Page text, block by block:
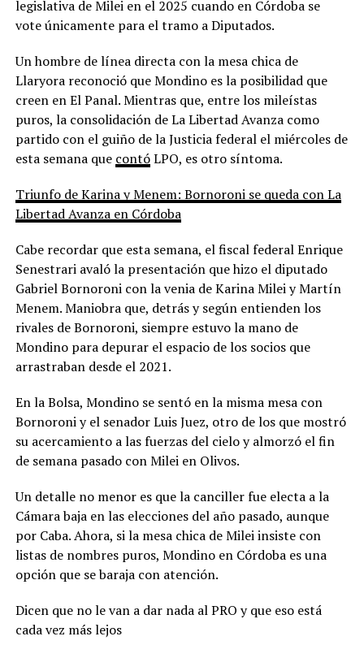
legislativa de Milei en el 2025 cuando en Córdoba se
vote únicamente para el tramo a Diputados.
Un hombre de línea directa con la mesa chica de
Llaryora reconoció que Mondino es la posibilidad que
creen en El Panal. Mientras que, entre los mileístas
puros, la consolidación de La Libertad Avanza como
partido con el guiño de la Justicia federal el miércoles de
esta semana que contóLPO, es otro síntoma.
Triunfo de Karina y Menem: Bornoroni se queda con La
Libertad Avanza en Córdoba
Cabe recordar que esta semana, el fiscal federal Enrique
Senestrari avaló la presentación que hizo el diputado
Gabriel Bornoroni con la venia de Karina Milei y Martín
Menem. Maniobra que, detrás y según entienden los
rivales de Bornoroni, siempre estuvo la mano de
Mondino para depurar el espacio de los socios que
arrastraban desde el 2021.
En la Bolsa, Mondino se sentó en la misma mesa con
Bornoroni y el senador Luis Juez, otro de los que mostró
su acercamiento a las fuerzas del cielo y almorzó el fin
de semana pasado con Milei en Olivos.
Un detalle no menor es que la canciller fue electa a la
Cámara baja en las elecciones del año pasado, aunque
por Caba. Ahora, si la mesa chica de Milei insiste con
listas de nombres puros, Mondino en Córdoba es una
opción que se baraja con atención.
Dicen que no le van a dar nada al PRO y que eso está
cada vez más lejos